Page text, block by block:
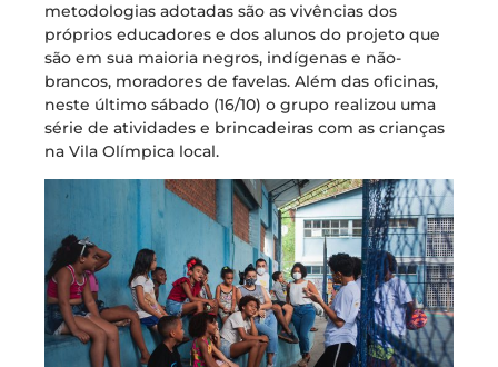
metodologias adotadas são as vivências dos
próprios educadores e dos alunos do projeto que
são em sua maioria negros, indígenas e não-
brancos, moradores de favelas. Além das oficinas,
neste último sábado (16/10) o grupo realizou uma
série de atividades e brincadeiras com as crianças
na Vila Olímpica local.